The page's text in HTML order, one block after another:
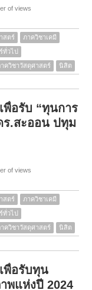
of views
สตร์
ภาควิชาเคมี
ทั่วไป
ควิชาวัสดุศาสตร์ นิสิต
พื่อรับ “ทุนการ
.สะออน ปทุม
of views
สตร์
ภาควิชาเคมี
ทั่วไป
ควิชาวัสดุศาสตร์ นิสิต
พื่อรับทุน
พแห่งปี 2024